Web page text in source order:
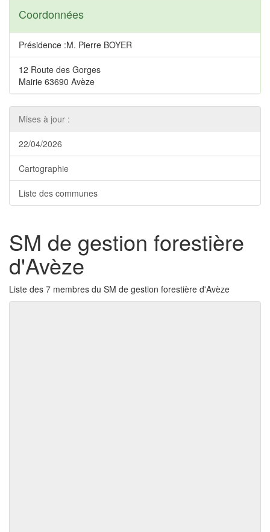
Coordonnées
Présidence :M. Pierre BOYER
12 Route des Gorges
Mairie 63690 Avèze
Mises à jour :
22/04/2026
Cartographie
Liste des communes
SM de gestion forestière
d'Avèze
Liste des 7 membres du SM de gestion forestière d'Avèze